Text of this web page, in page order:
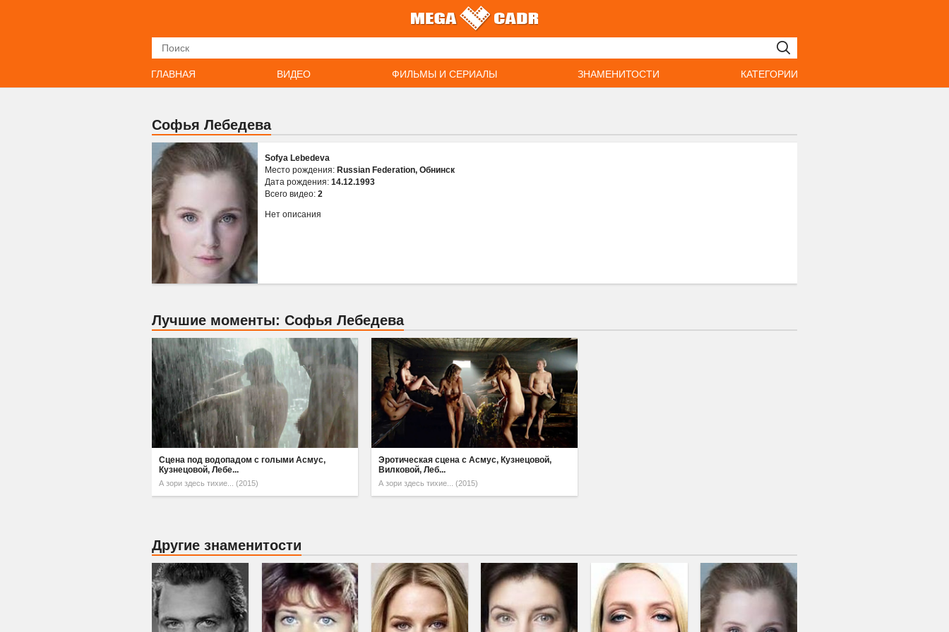
ГЛАВНАЯ ВИДЕО ФИЛЬМЫ И СЕРИАЛЫ ЗНАМЕНИТОСТИ КАТЕГОРИИ
Софья Лебедева
Sofya Lebedeva
Место рождения: Russian Federation, Обнинск
Дата рождения: 14.12.1993
Всего видео: 2
Нет описания
Лучшие моменты: Софья Лебедева
Сцена под водопадом с голыми Асмус,
Кузнецовой, Лебе...
А зори здесь тихие... (2015)
Эротическая сцена с Асмус, Кузнецовой,
Вилковой, Леб...
А зори здесь тихие... (2015)
Другие знаменитости